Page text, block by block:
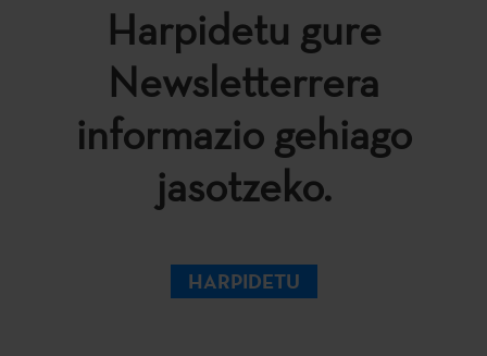
Harpidetu gure
Newsletterrera
informazio gehiago
jasotzeko.
HARPIDETU